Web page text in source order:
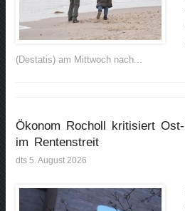
(Destatis) am Mittwoch nach...
Ökonom Rocholl kritisiert
im Rentenstreit
dts 5. August 2026